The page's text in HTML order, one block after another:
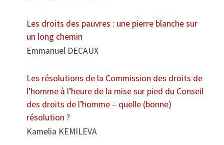
Les droits des pauvres : une pierre blanche sur
un long chemin
Emmanuel DECAUX
Les résolutions de la Commission des droits de
l’homme à l’heure de la mise sur pied du Conseil
des droits de l’homme – quelle (bonne)
résolution ?
Kamelia KEMILEVA